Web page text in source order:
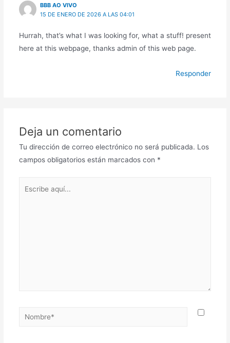
BBB AO VIVO
15 DE ENERO DE 2026 A LAS 04:01
Hurrah, that’s what I was looking for, what a stuff! present
here at this webpage, thanks admin of this web page.
Responder
Deja un comentario
Tu dirección de correo electrónico no será publicada. Los
campos obligatorios están marcados con *